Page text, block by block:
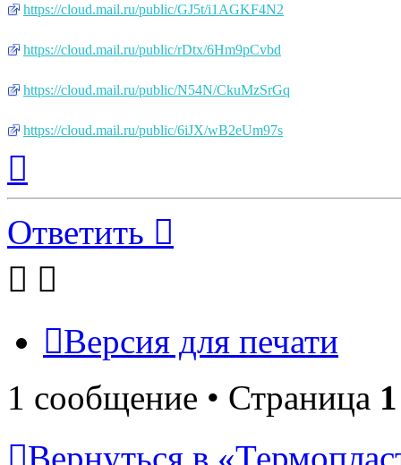
https://cloud.mail.ru/public/GJ5t/i1AGKF4N2
https://cloud.mail.ru/public/rDtx/6Hm9pCvbd
https://cloud.mail.ru/public/N54N/CkuMzSrGq
https://cloud.mail.ru/public/6iJX/wB2eUm97s
началу
Ответить
Версия для печати
1 сообщение • Страница 1